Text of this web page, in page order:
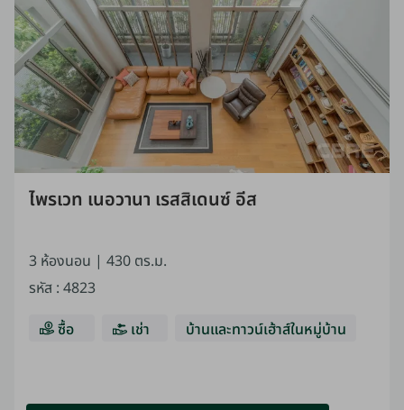
ไพรเวท เนอวานา เรสสิเดนซ์ อีส
3 ห้องนอน | 430 ตร.ม.
รหัส : 4823
ซื้อ
เช่า บ้านและทาวน์เฮ้าส์ในหมู่บ้าน